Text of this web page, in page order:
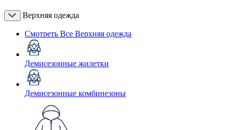
Верхняя одежда
Смотреть Все Верхняя одежда
Демисезонные жилетки
Демисезонные комбинезоны